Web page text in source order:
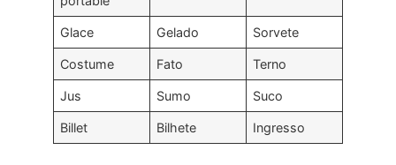
Glace Gelado Sorvete
Costume Fato Terno
Jus Sumo Suco
Billet Bilhete Ingresso